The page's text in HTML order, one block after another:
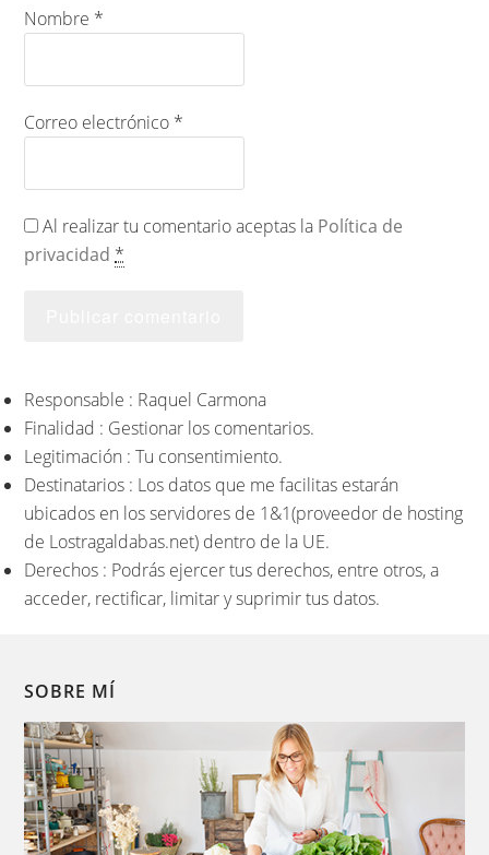
Nombre *
Correo electrónico *
Al realizar tu comentario aceptas la Política de
privacidad *
Responsable : Raquel Carmona
Finalidad : Gestionar los comentarios.
Legitimación : Tu consentimiento.
Destinatarios : Los datos que me facilitas estarán
ubicados en los servidores de 1&1(proveedor de hosting
de Lostragaldabas.net) dentro de la UE.
Derechos : Podrás ejercer tus derechos, entre otros, a
acceder, rectificar, limitar y suprimir tus datos.
SOBRE MÍ